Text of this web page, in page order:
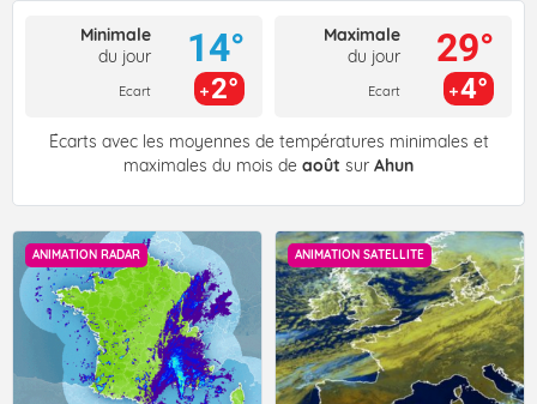
Minimale
du jour
Ecart
14°
2°
Maximale
du jour
Ecart
29°
4°
Écarts avec les moyennes de températures minimales et
maximales du mois de août sur Ahun
ANIMATION RADAR ANIMATION SATELLITE